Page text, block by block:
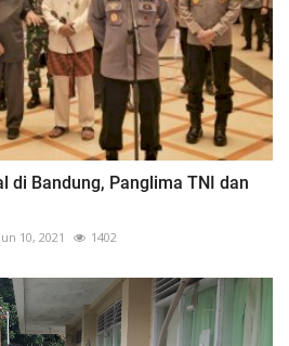
di Bandung, Panglima TNI dan
Jun 10, 2021 1402